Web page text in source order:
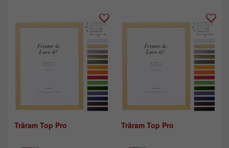
Träram Top Pro Träram Top Pro